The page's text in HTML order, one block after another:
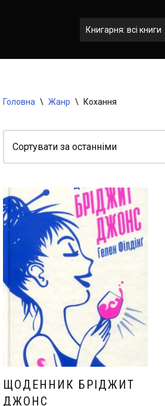
Книгарня: всі книги
Головна \ Жанр \ Кохання
ЩОДЕННИК БРІДЖИТ
ДЖОНС